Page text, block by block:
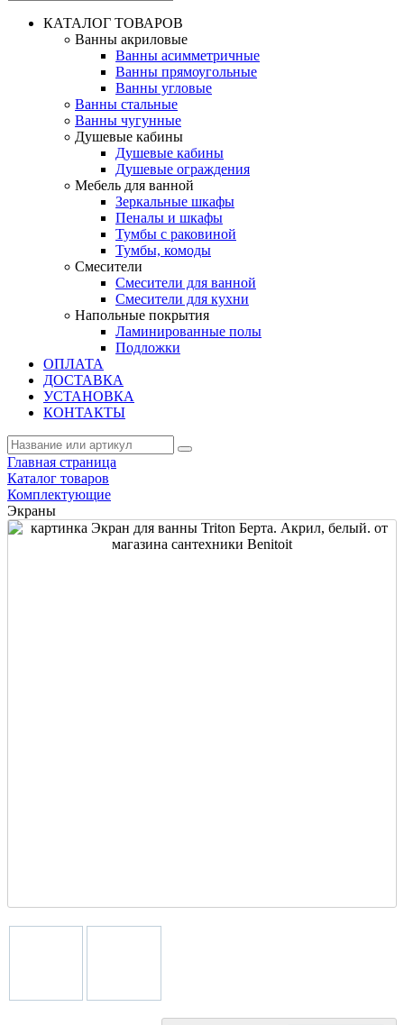
КАТАЛОГ ТОВАРОВ
Ванны акриловые
Ванны асимметричные
Ванны прямоугольные
Ванны угловые
Ванны стальные
Ванны чугунные
Душевые кабины
Душевые кабины
Душевые ограждения
Мебель для ванной
Зеркальные шкафы
Пеналы и шкафы
Тумбы с раковиной
Тумбы, комоды
Смесители
Смесители для ванной
Смесители для кухни
Напольные покрытия
Ламинированные полы
Подложки
ОПЛАТА
ДОСТАВКА
УСТАНОВКА
КОНТАКТЫ
Главная страница
Каталог товаров
Комплектующие
Экраны